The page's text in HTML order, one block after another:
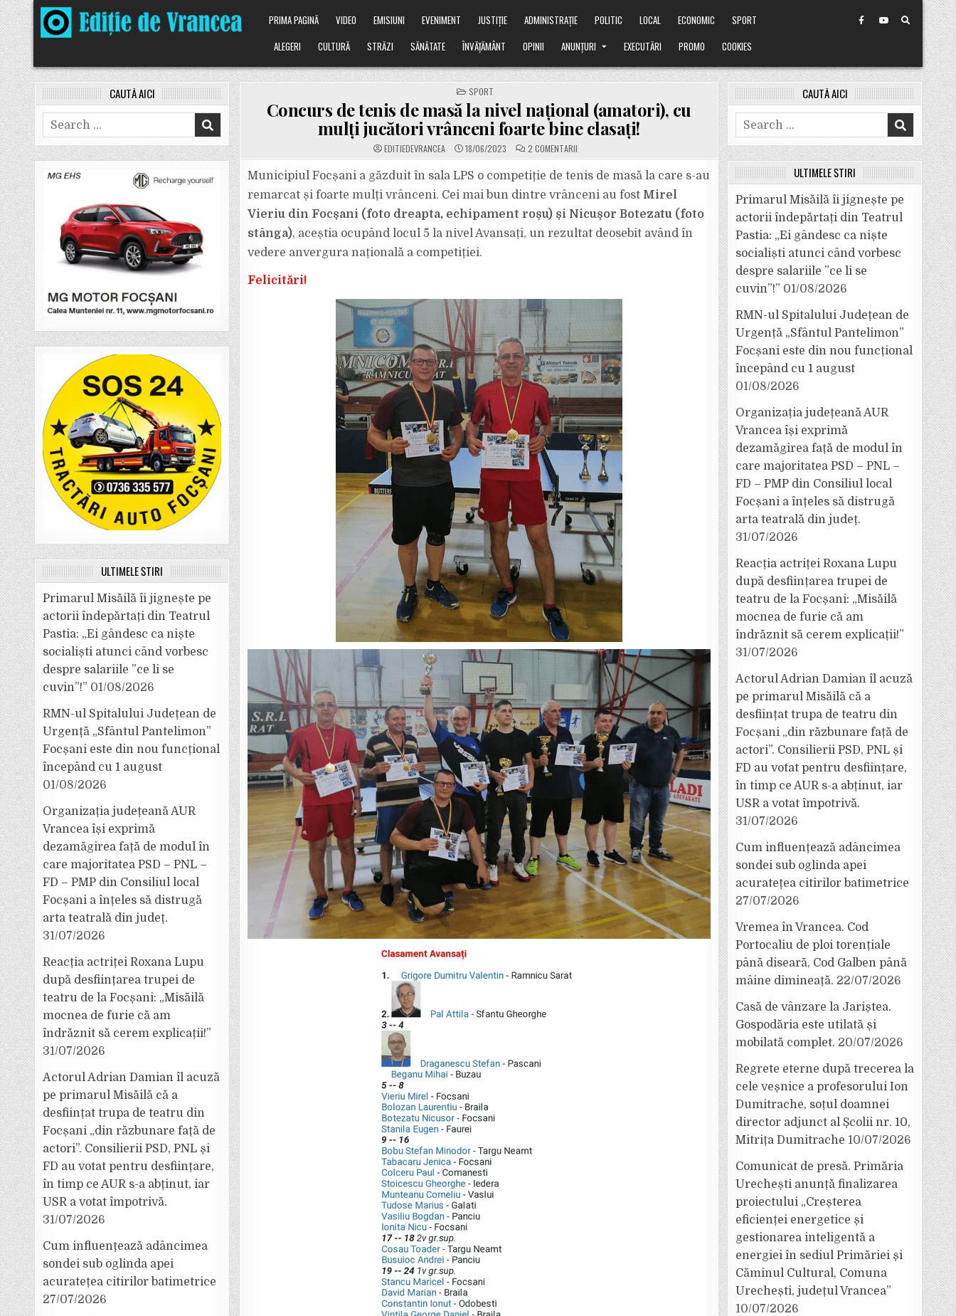
Skip
to
content
PRIMA PAGINĂ VIDEO EMISIUNI EVENIMENT JUSTIȚIE ADMINISTRAȚIE POLITIC LOCAL ECONOMIC
SPORT
ALEGERI
CULTURĂ STRĂZI SĂNĂTATE ÎNVĂȚĂMÂNT OPINII ANUNȚURI EXECUTĂRI PROMO COOKIES
POSTED
IN
SPORT
Concurs de tenis de masă la nivel național (amatori), cu
mulți jucători vrânceni foarte bine clasați!
EDITIEDEVRANCEA 18/06/2023 2 COMENTARIILA
CONCURS
TENIS
DE
MASĂ
LA
NIVEL
NAȚIONAL
(AMATORI),
CU
Municipiul Focșani a găzduit în sala LPS o competiție de tenis de masă la care s-au
remarcat și foarte mulți vrânceni. Cei mai bun dintre vrânceni au fost Mirel
Vieriu din Focșani (foto dreapta, echipament roșu) și Nicușor Botezatu (foto
stânga), aceștia ocupând locul 5 la nivel Avansați, un rezultat deosebit având în
vedere anvergura națională a competiției.
Felicitări!
CAUTĂ AICI
Search
for:
ULTIMELE ȘTIRI
Primarul Misăilă îi jignește pe
actorii îndepărtați din Teatrul
Pastia: „Ei gândesc ca niște
socialiști atunci când vorbesc
despre salariile ”ce li se
cuvin”!” 01/08/2026
RMN-ul Spitalului Județean de
Urgență „Sfântul Pantelimon”
Focșani este din nou funcțional
începând cu 1 august
01/08/2026
Organizația județeană AUR
Vrancea își exprimă
dezamăgirea față de modul în
care majoritatea PSD – PNL –
FD – PMP din Consiliul local
Focșani a înțeles să distrugă
arta teatrală din județ.
31/07/2026
Reacția actriței Roxana Lupu
după desființarea trupei de
teatru de la Focșani: „Misăilă
mocnea de furie că am
îndrăznit să cerem explicații!”
31/07/2026
Actorul Adrian Damian îl acuză
pe primarul Misăilă că a
desființat trupa de teatru din
Focșani „din răzbunare față de
actori”. Consilierii PSD, PNL și
FD au votat pentru desființare,
în timp ce AUR s-a abținut, iar
USR a votat împotrivă.
31/07/2026
Cum influențează adâncimea
sondei sub oglinda apei
acuratețea citirilor batimetrice
27/07/2026
CAUTĂ AICI
Search
for:
ULTIMELE ȘTIRI
Primarul Misăilă îi jignește pe
actorii îndepărtați din Teatrul
Pastia: „Ei gândesc ca niște
socialiști atunci când vorbesc
despre salariile ”ce li se
cuvin”!” 01/08/2026
RMN-ul Spitalului Județean de
Urgență „Sfântul Pantelimon”
Focșani este din nou funcțional
începând cu 1 august
01/08/2026
Organizația județeană AUR
Vrancea își exprimă
dezamăgirea față de modul în
care majoritatea PSD – PNL –
FD – PMP din Consiliul local
Focșani a înțeles să distrugă
arta teatrală din județ.
31/07/2026
Reacția actriței Roxana Lupu
după desființarea trupei de
teatru de la Focșani: „Misăilă
mocnea de furie că am
îndrăznit să cerem explicații!”
31/07/2026
Actorul Adrian Damian îl acuză
pe primarul Misăilă că a
desființat trupa de teatru din
Focșani „din răzbunare față de
actori”. Consilierii PSD, PNL și
FD au votat pentru desființare,
în timp ce AUR s-a abținut, iar
USR a votat împotrivă.
31/07/2026
Cum influențează adâncimea
sondei sub oglinda apei
acuratețea citirilor batimetrice
27/07/2026
Vremea în Vrancea. Cod
Portocaliu de ploi torențiale
până diseară, Cod Galben până
mâine dimineață. 22/07/2026
Casă de vânzare la Jariștea.
Gospodăria este utilată și
mobilată complet. 20/07/2026
Regrete eterne după trecerea la
cele veșnice a profesorului Ion
Dumitrache, soțul doamnei
director adjunct al Școlii nr. 10,
Mitrița Dumitrache 10/07/2026
Comunicat de presă. Primăria
Urechești anunță finalizarea
proiectului „Creșterea
eficienței energetice și
gestionarea inteligentă a
energiei în sediul Primăriei și
Căminul Cultural, Comuna
Urechești, județul Vrancea”
10/07/2026